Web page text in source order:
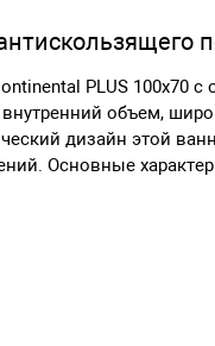
PLUS 100х70
объем,
дизайн этой
Основные